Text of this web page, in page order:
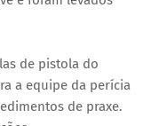
de pistola do
a equipe da perícia
de praxe.